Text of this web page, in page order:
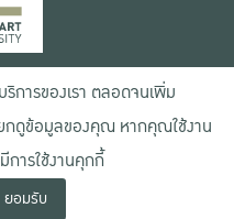
เขตจตุจักร กรุงเทพฯ 10900
8200-45
เว็บไซต์
ใช้งาน
ส่วนตัว
ริการของเรา ตลอดจนเพิ่ม
กดูข้อมูลของคุณ หากคุณใช้งาน
การใช้งานคุกกี้
ยอมรับ